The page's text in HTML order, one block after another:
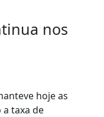
nos
hoje as
taxa de